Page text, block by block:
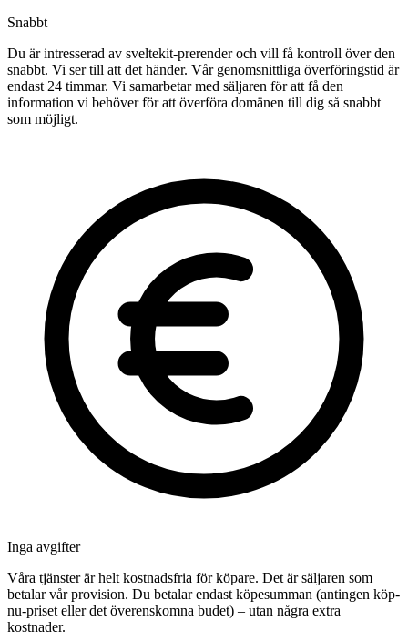
Snabbt
Du är intresserad av sveltekit-prerender och vill få kontroll över den
snabbt. Vi ser till att det händer. Vår genomsnittliga överföringstid är
endast 24 timmar. Vi samarbetar med säljaren för att få den
information vi behöver för att överföra domänen till dig så snabbt
som möjligt.
Inga avgifter
Våra tjänster är helt kostnadsfria för köpare. Det är säljaren som
betalar vår provision. Du betalar endast köpesumman (antingen köp-
nu-priset eller det överenskomna budet) – utan några extra
kostnader.